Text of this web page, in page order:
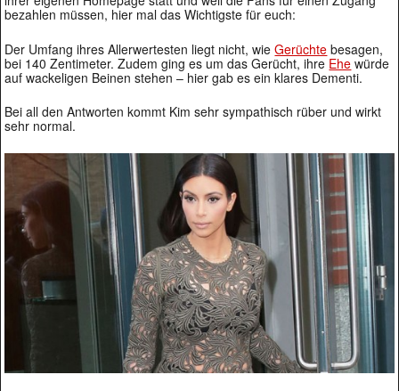
bezahlen müssen, hier mal das Wichtigste für euch:
Der Umfang ihres Allerwertesten liegt nicht, wieGerüchte besagen,
bei 140 Zentimeter. Zudem ging es um das Gerücht, ihre Ehe würde
auf wackeligen Beinen stehen – hier gab es ein klares Dementi.
Bei all den Antworten kommt Kim sehr sympathisch rüber und wirkt
sehr normal.